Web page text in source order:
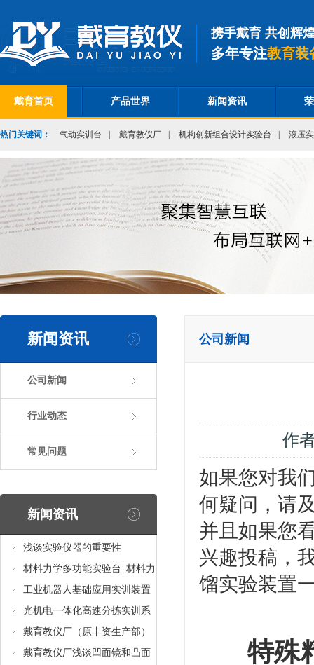
携手戴育 共创辉
多年专注教育装
戴育首页 产品世界 新闻资讯
热门关键词： 气动实训台 戴育教仪厂 机构创新组合设计实验台 液压
新闻资讯
公司新闻
行业动态
常见问题
新闻资讯
浅谈实验仪器的重要性
材料力学多功能实验台_材料力
学多功能考核实验实训设备
工业机器人基础应用实训装置
台_工业机器人基础应用实训考
核设备
光机电一体化高速分拣实训系
统_光机电一体化高速分拣实验
实训设备
戴育教仪厂（原丰资生产部）
助力春季高教仪器展
戴育教仪厂浅谈凹面镜和凸面
公司新闻
作
如果您对我
何疑问，请
并且如果您
兴趣投稿，
馏实验装置
特殊